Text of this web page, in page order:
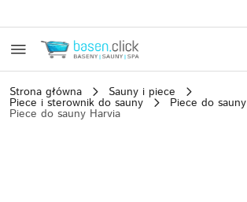
Strona główna Sauny i piece
Piece i sterownik do sauny Piece do sauny
Piece do sauny Harvia